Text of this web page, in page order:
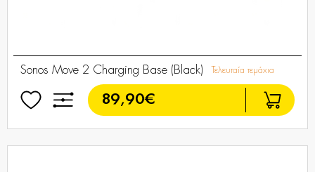
Sonos Move 2 Charging Base (Black) Τελευταία τεμάχια
89,90€